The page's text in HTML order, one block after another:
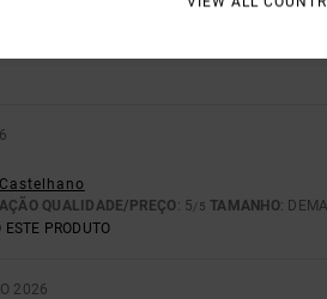
QUALIDADE/PREÇO: 5/5 TAMANHO:
ESTE PRODUTO
2026